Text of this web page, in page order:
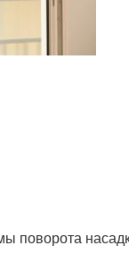
поворота